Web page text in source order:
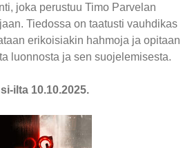
joka perustuu Timo Parvelan
Tiedossa on taatusti vauhdikas
erikoisiakin hahmoja ja opitaan
luonnosta ja sen suojelemisesta.
ilta 10.10.2025.